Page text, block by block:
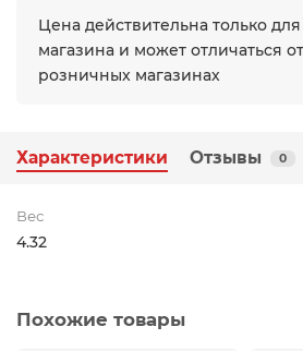
Цена действительна только
магазина и может отличаться
розничных магазинах
Характеристики Отзывы 0
Вес
4.32
Похожие товары